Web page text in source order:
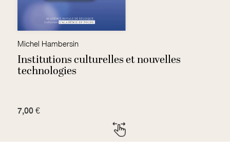
Michel Hambersin
Institutions culturelles et nouvelles
technologies
7,00 €